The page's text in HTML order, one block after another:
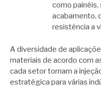
como
acabamento,
resistência a
A diversidade de
materiais de acordo com
cada setor tornam a
estratégica para várias